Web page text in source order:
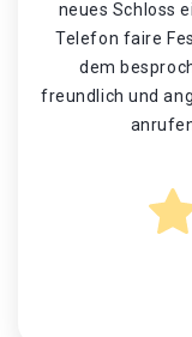
neues Schloss
Telefon faire
dem
freundlich und